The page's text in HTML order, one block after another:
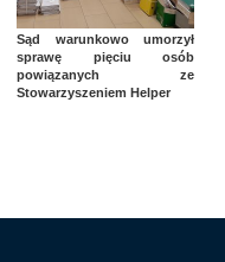
Sąd warunkowo umorzył
sprawę pięciu osób
powiązanych ze
Stowarzyszeniem Helper